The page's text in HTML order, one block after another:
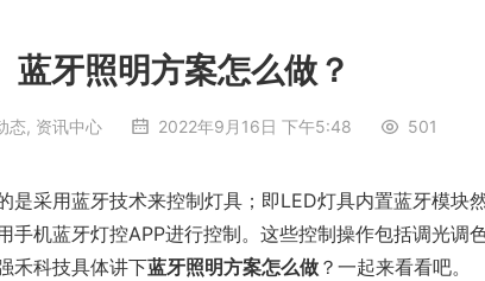
蓝牙照明方案怎么做？
态, 资讯中心 2022年9月16日 下午5:48 501
是采用蓝牙技术来控制灯具；即LED灯具内置蓝牙模块
手机蓝牙灯控APP进行控制。这些控制操作包括调光调
禾科技具体讲下蓝牙照明方案怎么做 ？一起来看看吧。